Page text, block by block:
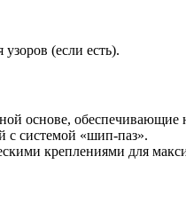
(если есть).
основе,
с системой «шип-паз».
креплениями для